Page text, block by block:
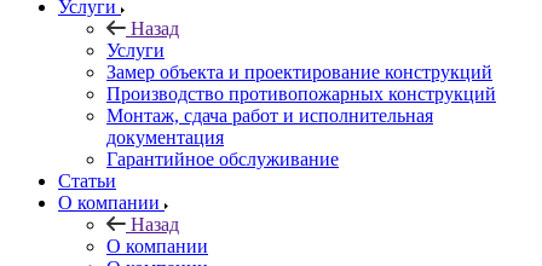
Услуги
Назад
Услуги
Замер объекта и проектирование конструкций
Производство противопожарных конструкций
Монтаж, сдача работ и исполнительная
документация
Гарантийное обслуживание
Статьи
О компании
Назад
О компании